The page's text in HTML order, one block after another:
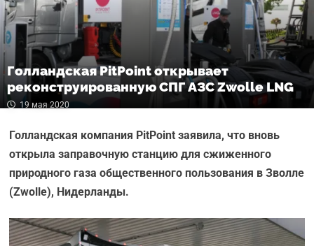
Голландская PitPoint открывает
реконструированную СПГ АЗС Zwolle LNG
19 мая 2020
Голландская компания PitPoint заявила, что вновь
открыла заправочную станцию для сжиженного
природного газа общественного пользования в Зволле
(Zwolle), Нидерланды.